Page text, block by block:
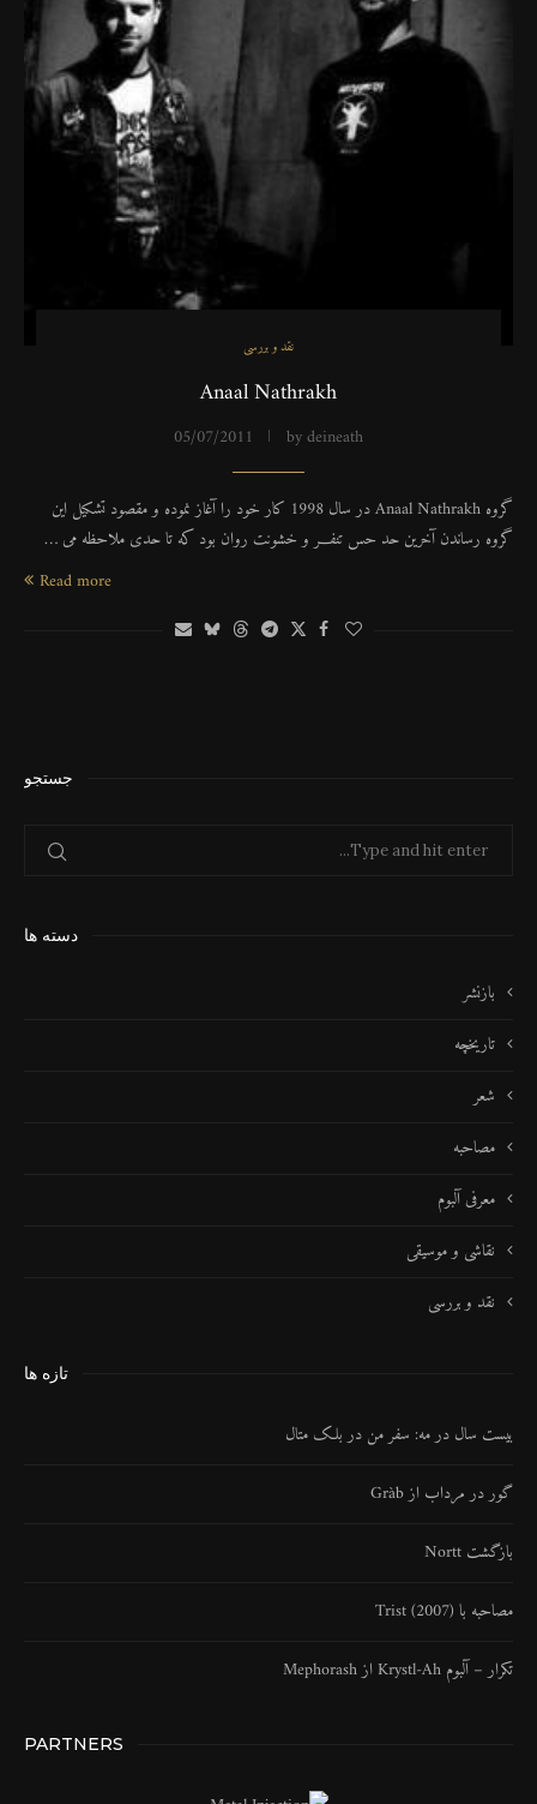
نقد و بررسی
Anaal Nathrakh
bydeineath
05/07/2011
گروه Anaal Nathrakh در سال 1998 کار خود را آغاز نموده و مقصود تشکیل این
گروه رساندن آخرین حد حس تنفـــر و خشونت روان بود که تا حدی ملاحظه می …
Read more
جستجو
دسته ها
بازنشر
تاریخچه
شعر
مصاحبه
معرفی آلبوم
نقاشی و موسیقی
نقد و بررسی
تازه ها
بیست سال در مه: سفر من در بلک متال
گور در مرداب از Gràb
بازگشت Nortt
مصاحبه با Trist (2007)
تکرار – آلبوم Krystl​-​Ah از Mephorash
PARTNERS